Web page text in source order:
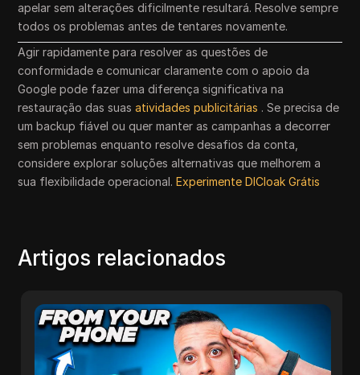
apelar sem alterações dificilmente resultará. Resolve sempre
todos os problemas antes de tentares novamente.
Agir rapidamente para resolver as questões de
conformidade e comunicar claramente com o apoio da
Google pode fazer uma diferença significativa na
restauração das suasatividades publicitárias . Se precisa de
um backup fiável ou quer manter as campanhas a decorrer
sem problemas enquanto resolve desafios da conta,
considere explorar soluções alternativas que melhorem a
sua flexibilidade operacional.Experimente DICloak Grátis
Artigos relacionados